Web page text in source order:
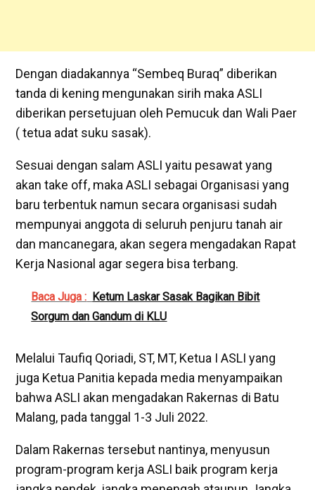
Dengan diadakannya “Sembeq Buraq” diberikan
tanda di kening mengunakan sirih maka ASLI
diberikan persetujuan oleh Pemucuk dan Wali Paer
( tetua adat suku sasak).
Sesuai dengan salam ASLI yaitu pesawat yang
akan take off, maka ASLI sebagai Organisasi yang
baru terbentuk namun secara organisasi sudah
mempunyai anggota di seluruh penjuru tanah air
dan mancanegara, akan segera mengadakan Rapat
Kerja Nasional agar segera bisa terbang.
Baca Juga : Ketum Laskar Sasak Bagikan Bibit
Sorgum dan Gandum di KLU
Melalui Taufiq Qoriadi, ST, MT, Ketua I ASLI yang
juga Ketua Panitia kepada media menyampaikan
bahwa ASLI akan mengadakan Rakernas di Batu
Malang, pada tanggal 1-3 Juli 2022.
Dalam Rakernas tersebut nantinya, menyusun
program-program kerja ASLI baik program kerja